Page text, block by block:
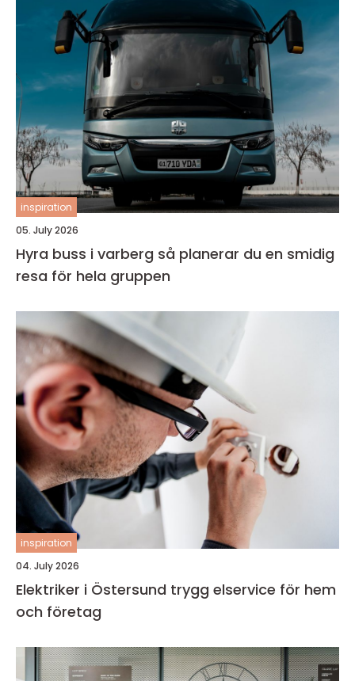
inspiration
05. July 2026
Hyra buss i varberg så planerar du en smidig
resa för hela gruppen
inspiration
04. July 2026
Elektriker i Östersund trygg elservice för hem
och företag